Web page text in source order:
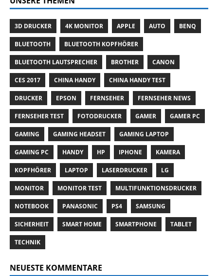
3D DRUCKER 4K MONITOR APPLE AUTO BENQ
BLUETOOTH BLUETOOTH KOPFHÖRER
BLUETOOTH LAUTSPRECHER BROTHER CANON
CES 2017 CHINA HANDY CHINA HANDY TEST
DRUCKER EPSON FERNSEHER FERNSEHER NEWS
FERNSEHER TEST FOTODRUCKER GAMER GAMER PC
GAMING GAMING HEADSET GAMING LAPTOP
GAMING PC HANDY HP IPHONE KAMERA
KOPFHÖRER LAPTOP LASERDRUCKER LG
MONITOR MONITOR TEST MULTIFUNKTIONSDRUCKER
NOTEBOOK PANASONIC PS4 SAMSUNG
SICHERHEIT SMART HOME SMARTPHONE TABLET
TECHNIK
NEUESTE KOMMENTARE